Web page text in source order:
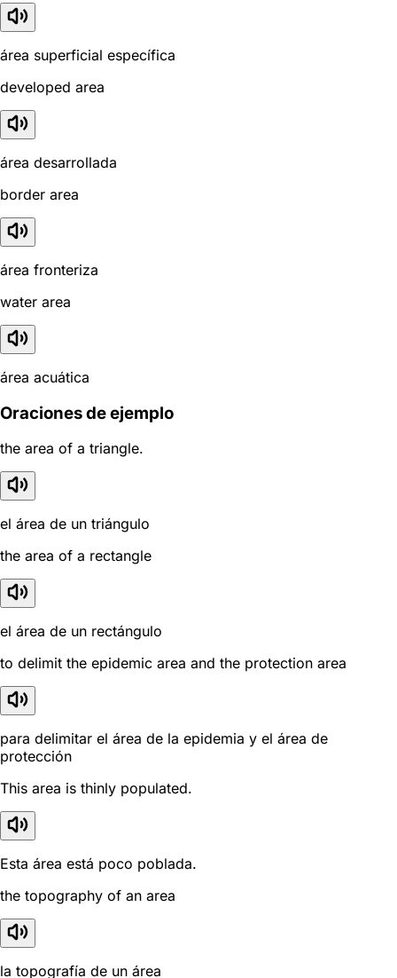
área superficial específica
developed area
área desarrollada
border area
área fronteriza
water area
área acuática
Oraciones de ejemplo
the area of a triangle.
el área de un triángulo
the area of a rectangle
el área de un rectángulo
to delimit the epidemic area and the protection area
para delimitar el área de la epidemia y el área de
protección
This area is thinly populated.
Esta área está poco poblada.
the topography of an area
la topografía de un área